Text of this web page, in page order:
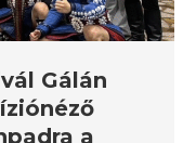
Gálán
a